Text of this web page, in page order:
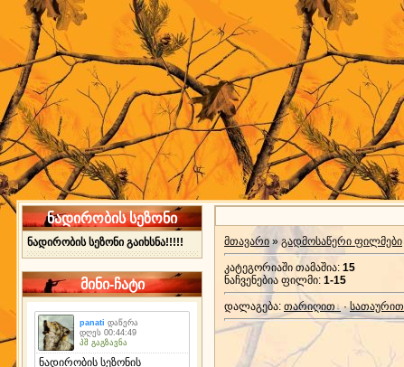
ნადირობის სეზონი
ნადირობის სეზონი გაიხსნა!!!!!
მინი-ჩატი
მთავარი » გადმოსაწერი ფილმები
კატეგორიაში თამაშია: 15
ნაჩვენებია ფილმი: 1-15
დალაგება: თარიღით ·სათაურით